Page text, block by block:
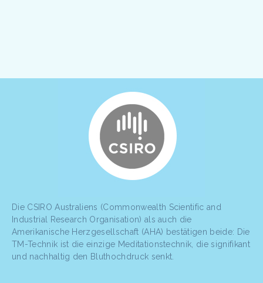
Die CSIRO Australiens (Commonwealth Scientific and
Industrial Research Organisation) als auch die
Amerikanische Herzgesellschaft (AHA) bestätigen beide: Die
TM-Technik ist die einzige Meditationstechnik, die signifikant
und nachhaltig den Bluthochdruck senkt.